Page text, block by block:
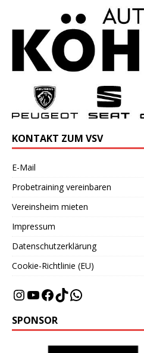
KONTAKT ZUM VSV
E-Mail
Probetraining vereinbaren
Vereinsheim mieten
Impressum
Datenschutzerklärung
Cookie-Richtlinie (EU)
SPONSOR